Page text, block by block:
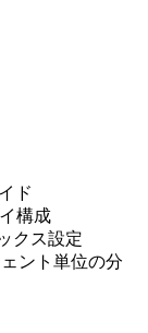
ド
構成
クス設定
ント単位の分